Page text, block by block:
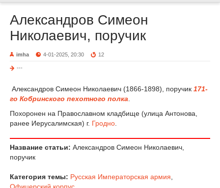
Александров Симеон
Николаевич, поручик
imha 4-01-2025, 20:30 12
---
Александров Симеон Николаевич (1866-1898), поручик 171-
го Кобринского пехотного полка
Похоронен на Православном кладбище (улица Антонова,
ранее Иерусалимская) г. Гродно
Название статьи: Александров Симеон Николаевич,
поручик
Категория темы: Русская Императорская армия
Офицерский корпус